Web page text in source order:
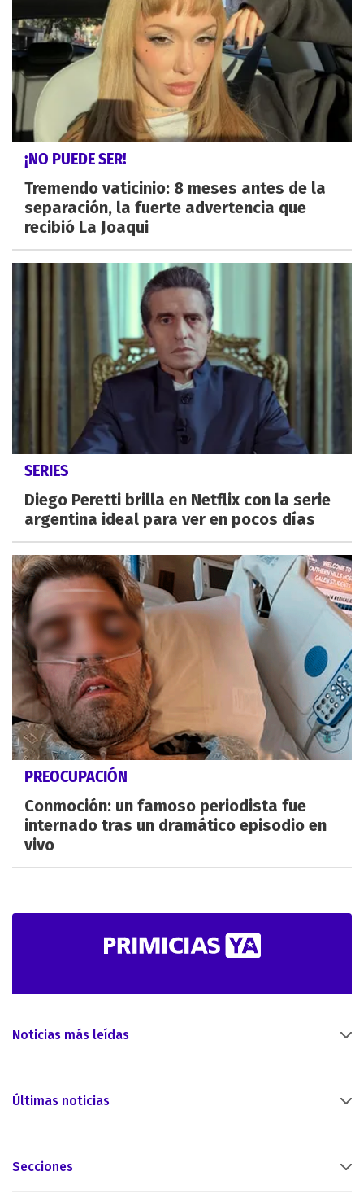
¡NO PUEDE SER!
Tremendo vaticinio: 8 meses antes de la
separación, la fuerte advertencia que
recibió La Joaqui
SERIES
Diego Peretti brilla en Netflix con la serie
argentina ideal para ver en pocos días
PREOCUPACIÓN
Conmoción: un famoso periodista fue
internado tras un dramático episodio en
vivo
Noticias más leídas
Últimas noticias
Secciones